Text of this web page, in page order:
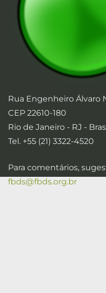
Rua Engenheiro Álvaro
CEP 22610-180
Rio de Janeiro - RJ -
Tel. +55 (21) 3322-4520
Para comentários,
fbds@fbds.org.br